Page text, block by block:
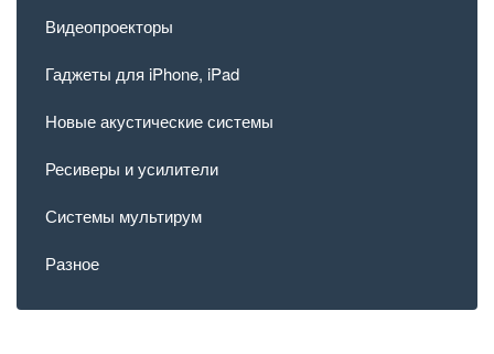
Видеопроекторы
Гаджеты для iPhone, iPad
Новые акустические системы
Ресиверы и усилители
Системы мультирум
Разное